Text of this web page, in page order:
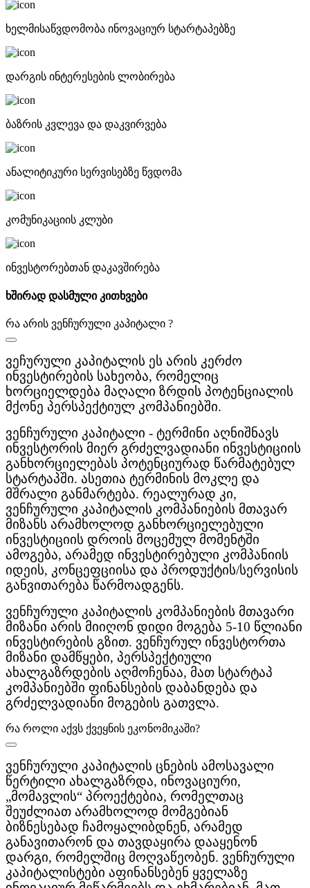
ხელმისაწვდომობა ინოვაციურ სტარტაპებზე
დარგის ინტერესების ლობირება
ბაზრის კვლევა და დაკვირვება
ანალიტიკური სერვისებზე წვდომა
კომუნიკაციის კლუბი
ინვესტორებთან დაკავშირება
ხშირად დასმული კითხვები
რა არის ვენჩურული კაპიტალი ?
ვეჩურული კაპიტალის ეს არის კერძო
ინვესტირების სახეობა, რომელიც
ხორციელდება მაღალი ზრდის პოტენციალის
მქონე პერსპექტიულ კომპანიებში.
ვენჩურული კაპიტალი - ტერმინი აღნიშნავს
ინვესტორის მიერ გრძელვადიანი ინვესტიციის
განხორციელებას პოტენციურად წარმატებულ
სტარტაპში. ასეთია ტერმინის მოკლე და
მშრალი განმარტება. რეალურად კი,
ვენჩურული კაპიტალის კომპანიების მთავარ
მიზანს არამხოლოდ განხორციელებული
ინვესტიციის დროის მოცემულ მომენტში
ამოგება, არამედ ინვესტირებული კომპანიის
იდეის, კონცეფციისა და პროდუქტის/სერვისის
განვითარება წარმოადგენს.
ვენჩურული კაპიტალის კომპანიების მთავარი
მიზანი არის მიიღონ დიდი მოგება 5-10 წლიანი
ინვესტირების გზით. ვენჩურულ ინვესტორთა
მიზანი დამწყები, პერსპექტიული
ახალგაზრდების აღმოჩენაა, მათ სტარტაპ
კომპანიებში ფინანსების დაბანდება და
გრძელვადიანი მოგების გათვლა.
რა როლი აქვს ქვეყნის ეკონომიკაში?
ვენჩურული კაპიტალის ცნების ამოსავალი
წერტილი ახალგაზრდა, ინოვაციური,
„მომავლის“ პროექტებია, რომელთაც
შეუძლიათ არამხოლოდ მომგებიან
ბიზნესებად ჩამოყალიბდნენ, არამედ
განავითარონ და თავდაყირა დააყენონ
დარგი, რომელშიც მოღვაწეობენ. ვენჩურული
კაპიტალისტები აფინანსებენ ყველაზე